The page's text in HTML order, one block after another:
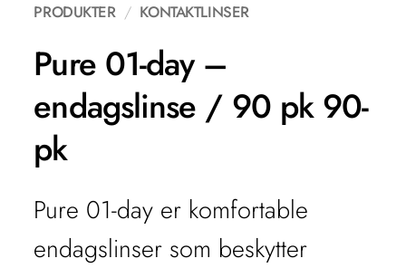
PRODUKTER / KONTAKTLINSER
Pure 01-day –
endagslinse / 90 pk 90-
pk
Pure 01-day er komfortable
endagslinser som beskytter